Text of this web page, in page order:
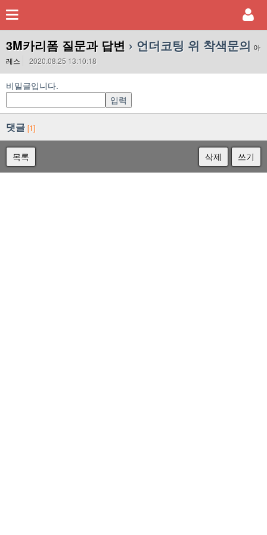
3M카리폼 질문과 답변 › 언더코팅 위 착색문의 아
레스
2020.08.25 13:10:18
비밀글입니다.
댓글 [1]
목록 쓰기
삭제